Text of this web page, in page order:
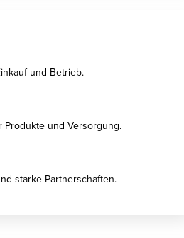
und Betrieb.
Produkte und Versorgung.
starke Partnerschaften.